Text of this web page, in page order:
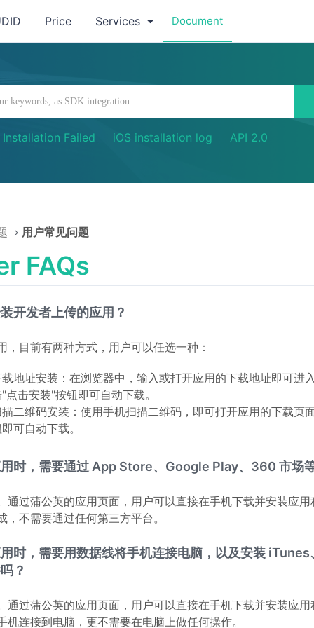
Price Services Document
Installation Failed iOS installation log API 2.0
用户常见问题
FAQs
开发者上传的应用？
，目前有两种方式，用户可以任选一种：
地址安装：在浏览器中，输入或打开应用的下载地址即可进
点击安装"按钮即可自动下载。
二维码安装：使用手机扫描二维码，即可打开应用的下载页
可自动下载。
时，需要通过 App Store、Google Play、360 市场
通过蒲公英的应用页面，用户可以直接在手机下载并安装应
，不需要通过任何第三方平台。
时，需要用数据线将手机连接电脑，以及安装 iTunes
？
通过蒲公英的应用页面，用户可以直接在手机下载并安装应
机连接到电脑，更不需要在电脑上做任何操作。